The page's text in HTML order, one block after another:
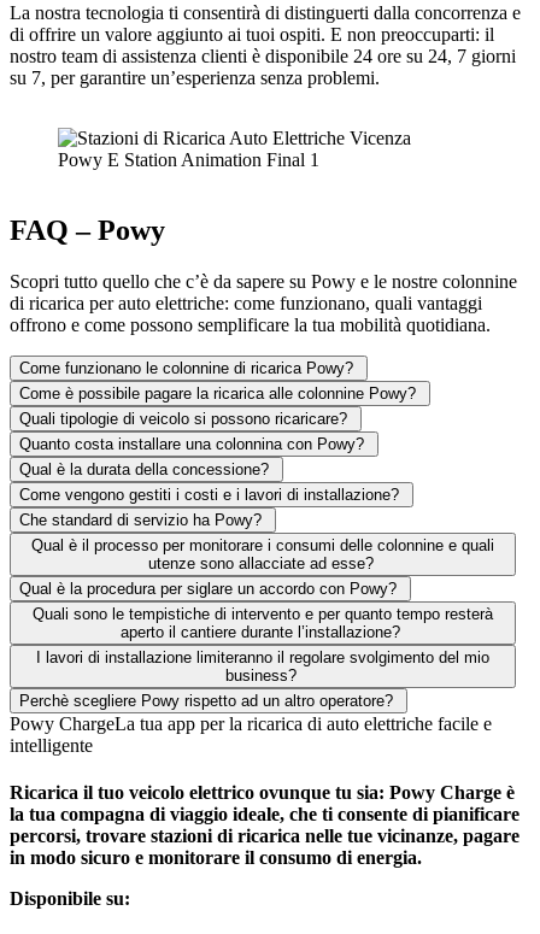
La nostra tecnologia ti consentirà di distinguerti dalla concorrenza e
di offrire un valore aggiunto ai tuoi ospiti. E non preoccuparti: il
nostro team di assistenza clienti è disponibile 24 ore su 24, 7 giorni
su 7, per garantire un’esperienza senza problemi.
Powy E Station Animation Final 1
FAQ – Powy
Scopri tutto quello che c’è da sapere su Powy e le nostre colonnine
di ricarica per auto elettriche: come funzionano, quali vantaggi
offrono e come possono semplificare la tua mobilità quotidiana.
Come funzionano le colonnine di ricarica Powy?
Come è possibile pagare la ricarica alle colonnine Powy?
Quali tipologie di veicolo si possono ricaricare?
Quanto costa installare una colonnina con Powy?
Qual è la durata della concessione?
Come vengono gestiti i costi e i lavori di installazione?
Che standard di servizio ha Powy?
Qual è il processo per monitorare i consumi delle colonnine e quali
utenze sono allacciate ad esse?
Qual è la procedura per siglare un accordo con Powy?
Quali sono le tempistiche di intervento e per quanto tempo resterà
aperto il cantiere durante l’installazione?
I lavori di installazione limiteranno il regolare svolgimento del mio
business?
Perchè scegliere Powy rispetto ad un altro operatore?
Powy ChargeLa tua app per la ricarica di auto elettriche facile e
intelligente
Ricarica il tuo veicolo elettrico ovunque tu sia: Powy Charge è
la tua compagna di viaggio ideale, che ti consente di pianificare
percorsi, trovare stazioni di ricarica nelle tue vicinanze, pagare
in modo sicuro e monitorare il consumo di energia.
Disponibile su: